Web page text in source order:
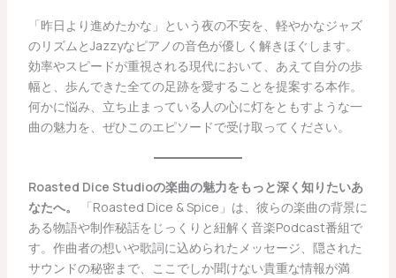
「昨日より進めたかな」という夜の不安を、軽やかなジャズ
のリズムとJazzyなピアノの音色が優しく解きほぐします。
効率やスピードが重視される現代において、あえて自分の歩
幅と、歩んできた全ての足跡を愛することを提案する本作。
何かに悩み、立ち止まっている人の心に灯をともすような一
曲の魅力を、ぜひこのエピソードで受け取ってください。
Roasted Dice Studioの楽曲の魅力をもっと深く知りたいあ
なたへ。
「Roasted Dice & Spice」は、彼らの楽曲の背景に
ある物語や制作秘話をじっくりと紐解く音楽Podcast番組で
す。作曲者の想いや歌詞に込められたメッセージ、隠された
サウンドの秘密まで、ここでしか聞けない貴重な情報が満